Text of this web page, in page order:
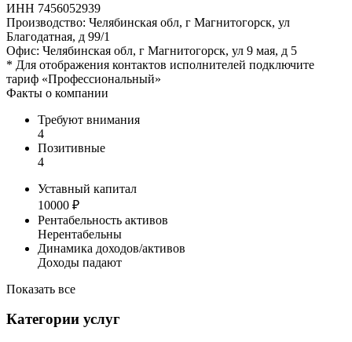
ИНН 7456052939
Производство: Челябинская обл, г Магнитогорск, ул
Благодатная, д 99/1
Офис: Челябинская обл, г Магнитогорск, ул 9 мая, д 5
* Для отображения контактов исполнителей подключите
тариф «Профессиональный»
Факты о компании
Требуют внимания
4
Позитивные
4
Уставный капитал
10000 ₽
Рентабельность активов
Нерентабельны
Динамика доходов/активов
Доходы падают
Показать все
Категории услуг